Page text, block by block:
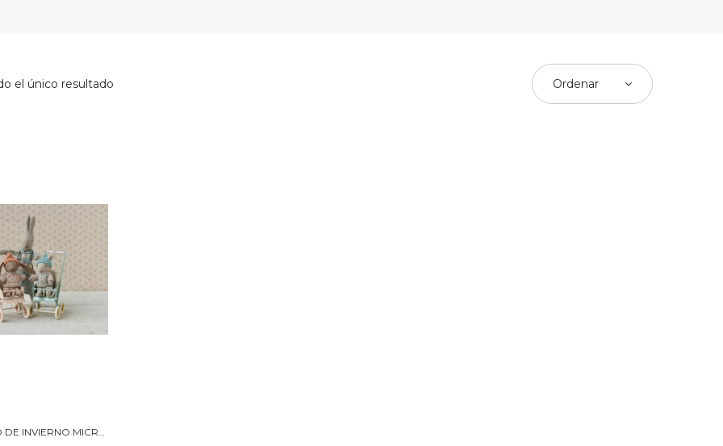
el único resultado Ordenar
CONEJITO DE INVIERNO MICRO – MAILEG